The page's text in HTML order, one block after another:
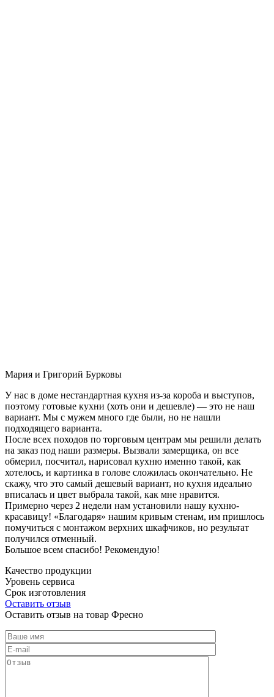
Мария и Григорий Бурковы
У нас в доме нестандартная кухня из-за короба и выступов,
поэтому готовые кухни (хоть они и дешевле) — это не наш
вариант. Мы с мужем много где были, но не нашли
подходящего варианта.
После всех походов по торговым центрам мы решили делать
на заказ под наши размеры. Вызвали замерщика, он все
обмерил, посчитал, нарисовал кухню именно такой, как
хотелось, и картинка в голове сложилась окончательно. Не
скажу, что это самый дешевый вариант, но кухня идеально
вписалась и цвет выбрала такой, как мне нравится.
Примерно через 2 недели нам установили нашу кухню-
красавицу! «Благодаря» нашим кривым стенам, им пришлось
помучиться с монтажом верхних шкафчиков, но результат
получился отменный.
Большое всем спасибо! Рекомендую!
Качество продукции
Уровень сервиса
Срок изготовления
Оставить отзыв
Оставить отзыв на товар Фресно